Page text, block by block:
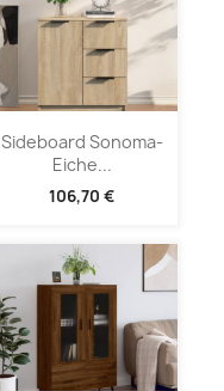
Sideboard Sonoma-
Eiche...
106,70 €